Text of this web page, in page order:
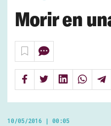
Morir en
10/05/2016 | 00:05